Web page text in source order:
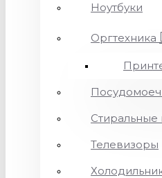
Ноутбуки
Оргтехника
Телевизоры